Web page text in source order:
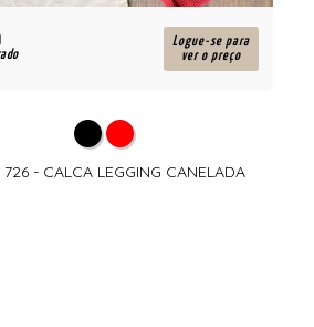
Logue-se para
ver o preço
726 - CALCA LEGGING CANELADA